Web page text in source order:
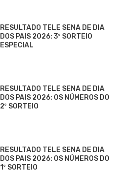
RESULTADO TELE SENA DE DIA
DOS PAIS 2026: 3º SORTEIO
ESPECIAL
RESULTADO TELE SENA DE DIA
DOS PAIS 2026: OS NÚMEROS DO
2º SORTEIO
RESULTADO TELE SENA DE DIA
DOS PAIS 2026: OS NÚMEROS DO
1º SORTEIO